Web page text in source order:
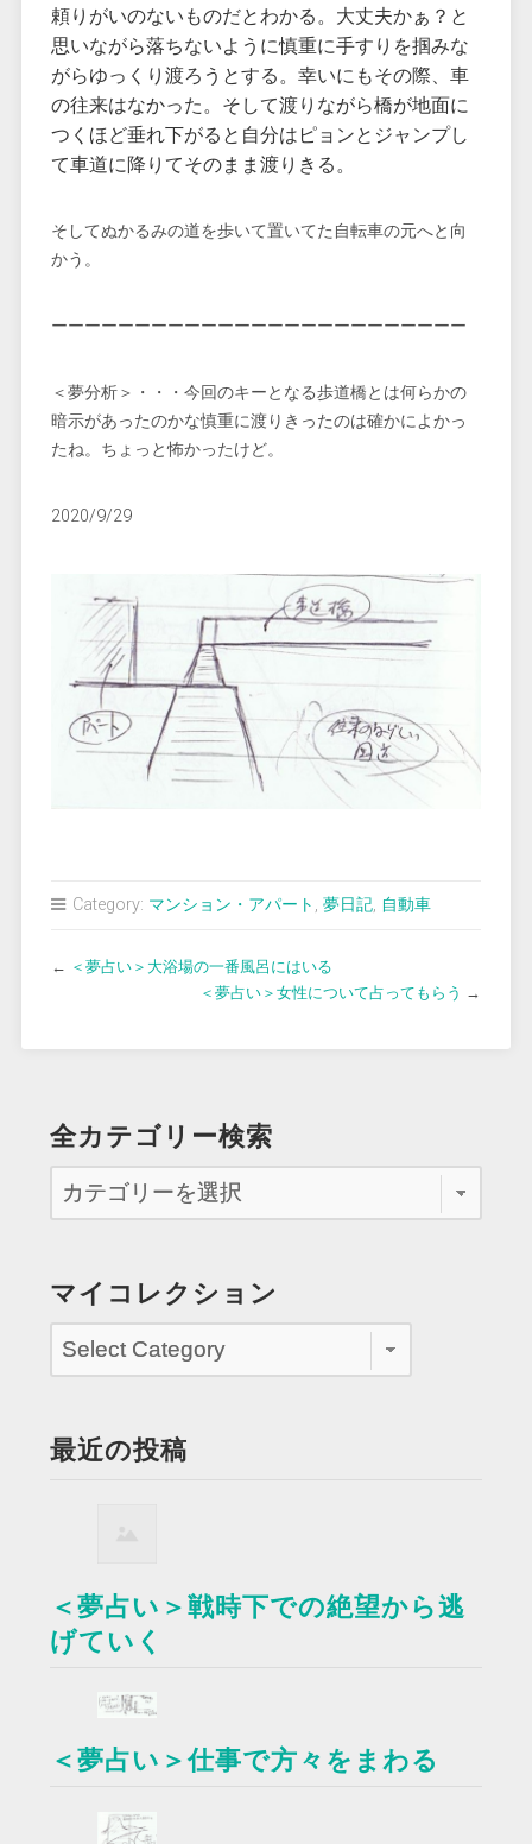
頼りがいのないものだとわかる。大丈夫かぁ？と
思いながら落ちないように慎重に手すりを掴みな
がらゆっくり渡ろうとする。幸いにもその際、車
の往来はなかった。そして渡りながら橋が地面に
つくほど垂れ下がると自分はピョンとジャンプし
て車道に降りてそのまま渡りきる。
そしてぬかるみの道を歩いて置いてた自転車の元へと向
かう。
ーーーーーーーーーーーーーーーーーーーーーーーーー
＜夢分析＞・・・今回のキーとなる歩道橋とは何らかの
暗示があったのかな慎重に渡りきったのは確かによかっ
たね。ちょっと怖かったけど。
2020/9/29
Category: マンション・アパート , 夢日記, 自動車
← ＜夢占い＞大浴場の一番風呂にはいる
＜夢占い＞女性について占ってもらう →
全カテゴリー検索
マイコレクション
最近の投稿
＜夢占い＞戦時下での絶望から逃
げていく
＜夢占い＞仕事で方々をまわる